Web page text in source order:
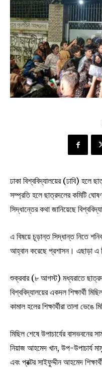
ঢাকা বিশ্ববিদ্যালয়ের (ঢাবি) হলে
সম্প্রতি হলে ছাত্রদলের কমিটি
সিদ্ধান্তের কথা জানিয়েছে
এ বিষয়ে চূড়ান্ত সিদ্ধান্ত নিতে
আহ্বান করেছে প্রশাসন। এছাড়া এ
শুক্রবার (৮ আগস্ট) মধ্যরাতে
বিশ্ববিদ্যালয়ের একদল শিক্ষার্থী
কামাল হলের শিক্ষার্থীরা তালা ভেঙে
মিছিল শেষে উপাচার্যের বাসভবনের
নিয়াজ আহমেদ খান, উপ-উপাচার্য
এবং প্রক্টর সাইফুদ্দীন আহমেদ